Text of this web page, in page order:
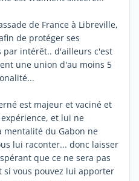
de France à Libreville,
de protéger ses
par intérêt.. d'ailleurs c'est
une union d'au moins 5
est majeur et vaciné et
et lui ne
mentalité du Gabon ne
lui raconter... donc laisser
que ce ne sera pas
si vous pouvez lui apporter